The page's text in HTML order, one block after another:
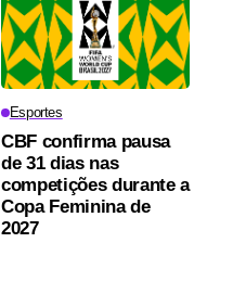
Esportes
CBF confirma pausa
de 31 dias nas
competições durante a
Copa Feminina de
2027